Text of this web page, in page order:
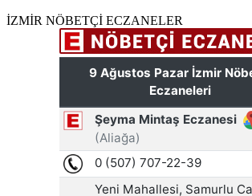
İZMİR NÖBETÇİ ECZANELER